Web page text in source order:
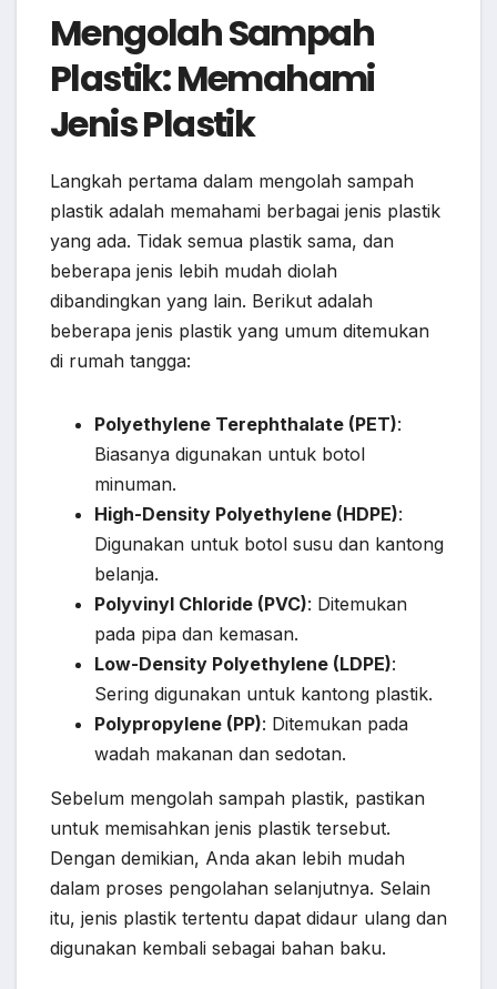
Mengolah Sampah
Plastik: Memahami
Jenis Plastik
Langkah pertama dalam mengolah sampah
plastik adalah memahami berbagai jenis plastik
yang ada. Tidak semua plastik sama, dan
beberapa jenis lebih mudah diolah
dibandingkan yang lain. Berikut adalah
beberapa jenis plastik yang umum ditemukan
di rumah tangga:
Polyethylene Terephthalate (PET):
Biasanya digunakan untuk botol
minuman.
High-Density Polyethylene (HDPE):
Digunakan untuk botol susu dan kantong
belanja.
Polyvinyl Chloride (PVC): Ditemukan
pada pipa dan kemasan.
Low-Density Polyethylene (LDPE):
Sering digunakan untuk kantong plastik.
Polypropylene (PP): Ditemukan pada
wadah makanan dan sedotan.
Sebelum mengolah sampah plastik, pastikan
untuk memisahkan jenis plastik tersebut.
Dengan demikian, Anda akan lebih mudah
dalam proses pengolahan selanjutnya. Selain
itu, jenis plastik tertentu dapat didaur ulang dan
digunakan kembali sebagai bahan baku.